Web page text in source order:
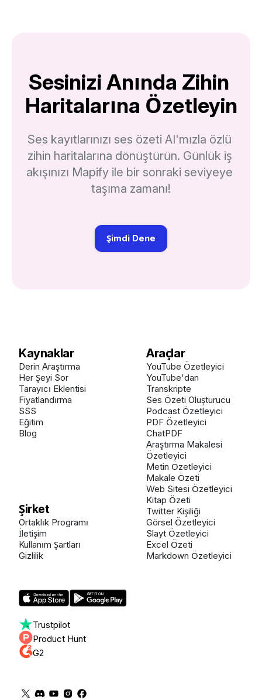
Sesinizi Anında Zihin
Haritalarına Özetleyin
Ses kayıtlarınızı ses özeti AI'mızla özlü
zihin haritalarına dönüştürün. Günlük iş
akışınızı Mapify ile bir sonraki seviyeye
taşıma zamanı!
Şimdi Dene
Trustpilot
Product Hunt
G2
Kaynaklar
Derin Araştırma
Her Şeyi Sor
Tarayıcı Eklentisi
Fiyatlandırma
SSS
Eğitim
Blog
Şirket
Ortaklık Programı
İletişim
Kullanım Şartları
Gizlilik
Araçlar
YouTube Özetleyici
YouTube'dan
Transkripte
Ses Özeti Oluşturucu
Podcast Özetleyici
PDF Özetleyici
ChatPDF
Araştırma Makalesi
Özetleyici
Metin Özetleyici
Makale Özeti
Web Sitesi Özetleyici
Kitap Özeti
Twitter Kişiliği
Görsel Özetleyici
Slayt Özetleyici
Excel Özeti
Markdown Özetleyici